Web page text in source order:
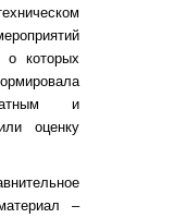
о которых
и
оценку
–